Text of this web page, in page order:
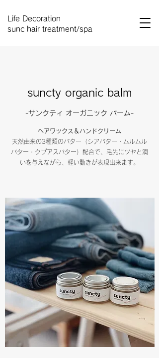
Life Decoration
sunc hair treatment/spa
suncty organic balm
-サンクティ オーガニック バーム-
ヘアワックス＆ハンドクリーム​
天然由来の3種類のバター（シアバター・ムルムル
バター・クプアスバター）配合で、毛先にツヤと潤
いを与えながら、軽い動きが表現出来ます。